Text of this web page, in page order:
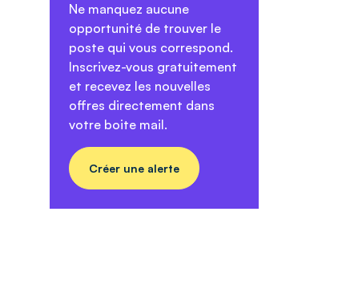
Ne manquez aucune
opportunité de trouver le
poste qui vous correspond.
Inscrivez-vous gratuitement
et recevez les nouvelles
offres directement dans
votre boite mail.
Créer une alerte